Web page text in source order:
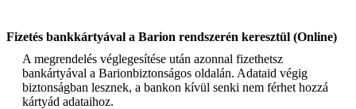
Fizetés bankkártyával a Barion rendszerén keresztül (Online)
A megrendelés véglegesítése után azonnal fizethetsz
bankártyával a Barionbiztonságos oldalán. Adataid végig
biztonságban lesznek, a bankon kívül senki nem férhet hozzá
kártyád adataihoz.